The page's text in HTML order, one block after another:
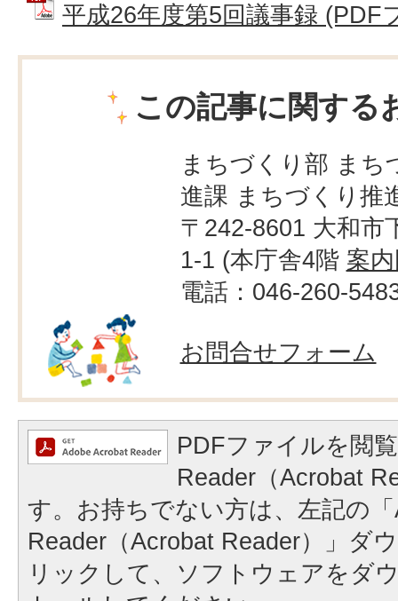
平成26年度第5回議事録 (PDF
この記事に関する
まちづくり部 まち
進課 まちづくり推
〒242-8601 大和市
1-1 (本庁舎4階 案
電話：046-260-
お問合せフォーム
PDFファイルを閲
Reader（Acrobat
す。お持ちでない方は、左記の
Reader（Acrobat Reader）」ダ
リックして、ソフトウェアをダ